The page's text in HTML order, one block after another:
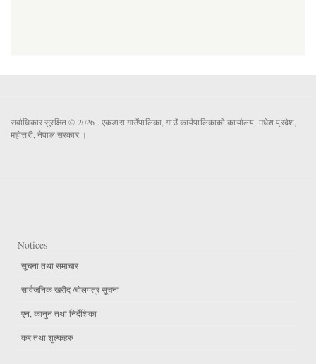
सर्वाधिकार सुरक्षित © 2026 . एकडारा गाउँपालिका, गाउँ कार्यपालिकाको कार्यालय, मधेश प्रदेश,
महोत्तरी, नेपाल सरकार ।
Notices
सूचना तथा समाचार
सार्वजनिक खरीद /बोलपत्र सूचना
एन, कानुन तथा निर्देशिका
कर तथा शुल्कहरु